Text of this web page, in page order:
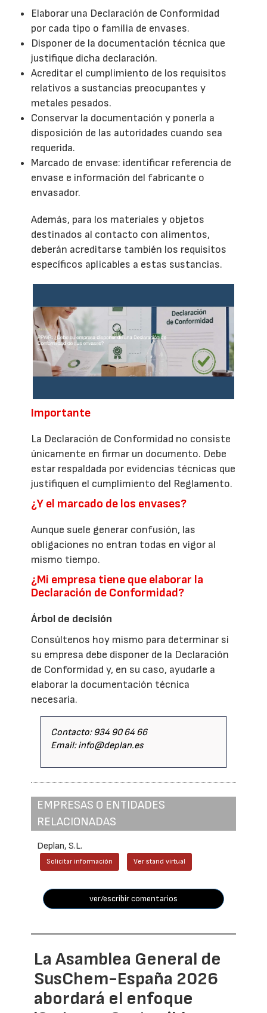
Elaborar una Declaración de Conformidad
por cada tipo o familia de envases.
Disponer de la documentación técnica que
justifique dicha declaración.
Acreditar el cumplimiento de los requisitos
relativos a sustancias preocupantes y
metales pesados.
Conservar la documentación y ponerla a
disposición de las autoridades cuando sea
requerida.
Marcado de envase: identificar referencia de
envase e información del fabricante o
envasador.
Además, para los materiales y objetos
destinados al contacto con alimentos,
deberán acreditarse también los requisitos
específicos aplicables a estas sustancias.
Importante
La Declaración de Conformidad no consiste
únicamente en firmar un documento. Debe
estar respaldada por evidencias técnicas que
justifiquen el cumplimiento del Reglamento.
¿Y el marcado de los envases?
Aunque suele generar confusión, las
obligaciones no entran todas en vigor al
mismo tiempo.
¿Mi empresa tiene que elaborar la
Declaración de Conformidad?
Árbol de decisión
Consúltenos hoy mismo para determinar si
su empresa debe disponer de la Declaración
de Conformidad y, en su caso, ayudarle a
elaborar la documentación técnica
necesaria.
Contacto: 934 90 64 66
Email: info@deplan.es
EMPRESAS O ENTIDADES
RELACIONADAS
Deplan, S.L.
Solicitar información Ver stand virtual
ver/escribir comentarios
La Asamblea General de
SusChem-España 2026
abordará el enfoque